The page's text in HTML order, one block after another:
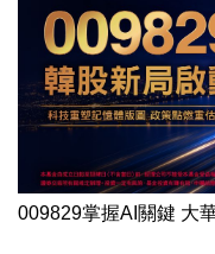
009829掌握AI關鍵 大